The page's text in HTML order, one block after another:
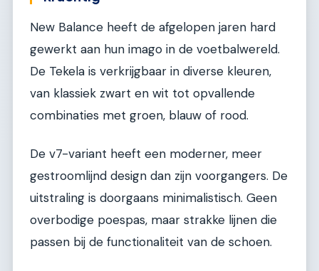
New Balance heeft de afgelopen jaren hard
gewerkt aan hun imago in de voetbalwereld.
De Tekela is verkrijgbaar in diverse kleuren,
van klassiek zwart en wit tot opvallende
combinaties met groen, blauw of rood.
De v7-variant heeft een moderner, meer
gestroomlijnd design dan zijn voorgangers. De
uitstraling is doorgaans minimalistisch. Geen
overbodige poespas, maar strakke lijnen die
passen bij de functionaliteit van de schoen.